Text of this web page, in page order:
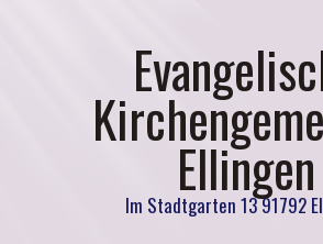
Ellingen
Im Stadtgarten 13 91792